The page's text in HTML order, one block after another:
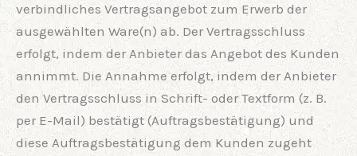
verbindliches Vertragsangebot zum Erwerb der
ausgewählten Ware(n) ab. Der Vertragsschluss
erfolgt, indem der Anbieter das Angebot des Kunden
annimmt. Die Annahme erfolgt, indem der Anbieter
den Vertragsschluss in Schrift- oder Textform (z. B.
per E-Mail) bestätigt (Auftragsbestätigung) und
diese Auftragsbestätigung dem Kunden zugeht